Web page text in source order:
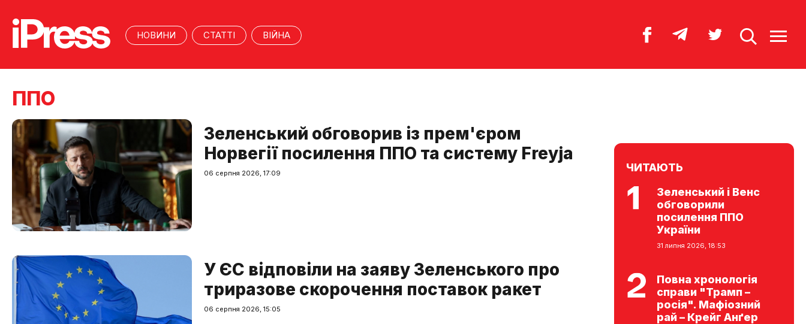
НОВИНИ СТАТТІ ВІЙНА
ППО
Зеленський обговорив із прем'єром
Норвегії посилення ППО та систему Freyja
06 серпня 2026, 17:09
У ЄС відповіли на заяву Зеленського про
триразове скорочення поставок ракет
06 серпня 2026, 15:05
ЧИТАЮТЬ
Зеленський і Венс
обговорили
посилення ППО
України
31 липня 2026, 18:53
Повна хронологія
справи "Трамп –
росія". Мафіозний
рай – Крейг Анґер